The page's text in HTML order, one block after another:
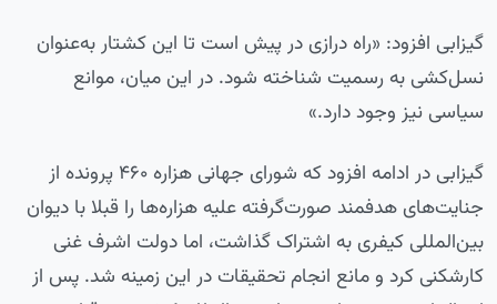
گیزابی افزود: «راه درازی در پیش است تا این کشتار به‌عنوان
نسل‌کشی به رسمیت شناخته شود. در این میان، موانع
سیاسی نیز وجود دارد.»
گیزابی در ادامه افزود که شورای جهانی هزاره ۴۶۰ پرونده از
جنایت‌های هدفمند صورت‌گرفته علیه هزاره‎‌ها را قبلا با دیوان
بین‌المللی کیفری به‌ اشتراک گذاشت، اما دولت اشرف غنی
کارشکنی کرد و مانع انجام تحقیقات در این زمینه شد. پس از